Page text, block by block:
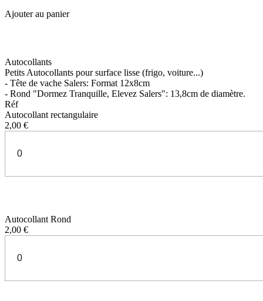
Ajouter au panier
Autocollants
Petits Autocollants pour surface lisse (frigo, voiture...)
- Tête de vache Salers: Format 12x8cm
- Rond "Dormez Tranquille, Elevez Salers": 13,8cm de diamètre.
Réf
Autocollant rectangulaire
2,00 €
Autocollant Rond
2,00 €